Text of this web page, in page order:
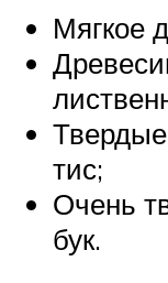
Мягкое
тис;
Очень
бук.